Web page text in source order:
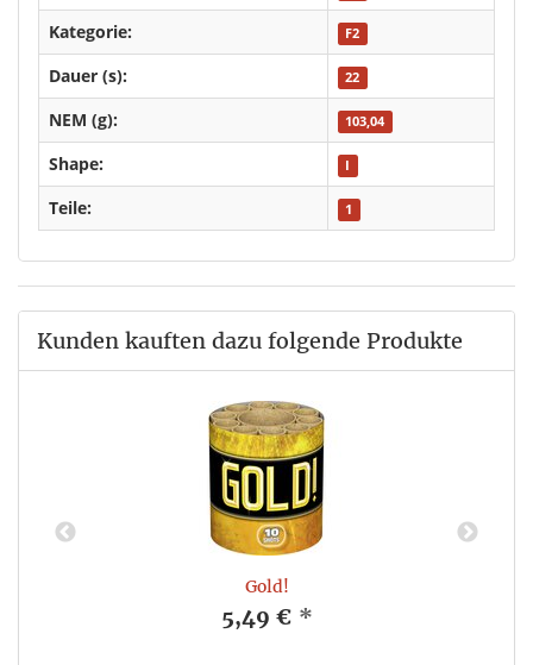
Kategorie: F2
Dauer (s): 22
NEM (g): 103,04
Shape: I
Teile: 1
Kunden kauften dazu folgende Produkte
Gold!
5,49 € *